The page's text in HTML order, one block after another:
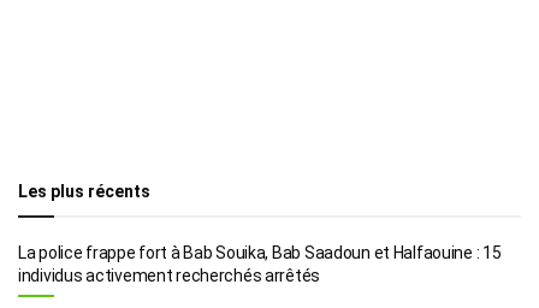
Les plus récents
La police frappe fort à Bab Souika, Bab Saadoun et Halfaouine : 15
individus activement recherchés arrêtés